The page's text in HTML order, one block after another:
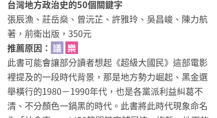
台灣地方政治史的50個關鍵字
張辰漁、莊岳燊、曾沅芷、許雅玲、吳昌峻、陳力航
著，前衛出版，350元
推薦原因： 議 樂
此書可能會讓部分讀者想起《超級大國民》這部電影
裡提及的一段時代背景，那是地方勢力崛起、黑金選
舉橫行的1980－1990年代，也是各黨派利益糾葛不
清、不分顏色一鍋黑的時代。此書將此時代現象命名